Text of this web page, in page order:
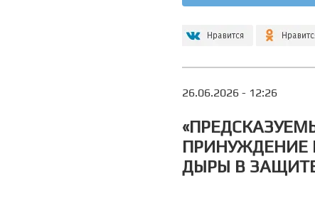
26.06.2026 - 12:26
ПРИНУЖДЕНИЕ
ДЫРЫ В